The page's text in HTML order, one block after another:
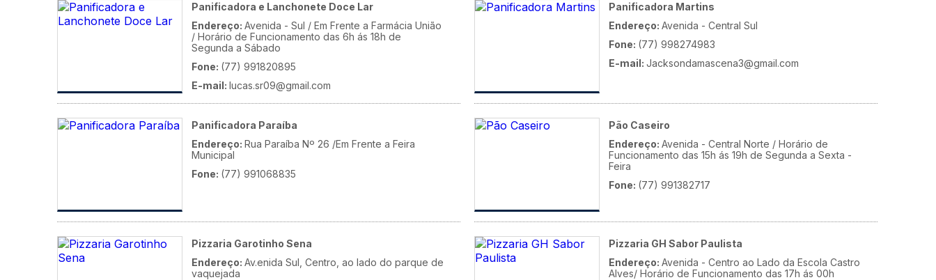
Panificadora e Lanchonete Doce Lar
Endereço: Avenida - Sul / Em Frente a Farmácia União
/ Horário de Funcionamento das 6h ás 18h de
Segunda a Sábado
Fone: (77) 991820895
E-mail: lucas.sr09@gmail.com
Panificadora Martins
Endereço: Avenida - Central Sul
Fone: (77) 998274983
E-mail: Jacksondamascena3@gmail.com
Panificadora Paraíba
Endereço: Rua Paraíba Nº 26 /Em Frente a Feira
Municipal
Fone: (77) 991068835
Pão Caseiro
Endereço: Avenida - Central Norte / Horário de
Funcionamento das 15h ás 19h de Segunda a Sexta -
Feira
Fone: (77) 991382717
Pizzaria Garotinho Sena
Endereço: Av.enida Sul, Centro, ao lado do parque de
vaquejada
Pizzaria GH Sabor Paulista
Endereço: Avenida - Centro ao Lado da Escola Castro
Alves/ Horário de Funcionamento das 17h ás 00h